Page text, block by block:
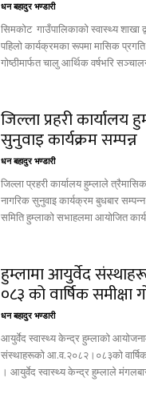
धन बहादुर भण्डारी
सिमकोट गाउँपालिकाको स्वास्थ्य शाखा
पहिलो कार्यक्रमका रूपमा मासिक प्रगति
गोष्ठीमार्फत चालु आर्थिक वर्षभरि
जिल्ला प्रहरी कार्यालय
सुनुवाइ कार्यक्रम सम्पन्न
धन बहादुर भण्डारी
जिल्ला प्रहरी कार्यालय हुम्लाले
नागरिक सुनुवाइ कार्यक्रम बुधबार
समिति हुम्लाको सभाहलमा आयोजित
हुम्लामा आयुर्वेद
०८३ को वार्षिक समीक्षा
धन बहादुर भण्डारी
आयुर्वेद स्वास्थ्य केन्द्र हुम्लाको
संस्थाहरूको आ.व.२०८२।०८३को वार्षिक
। आयुर्वेद स्वास्थ्य केन्द्र हुम्लाले